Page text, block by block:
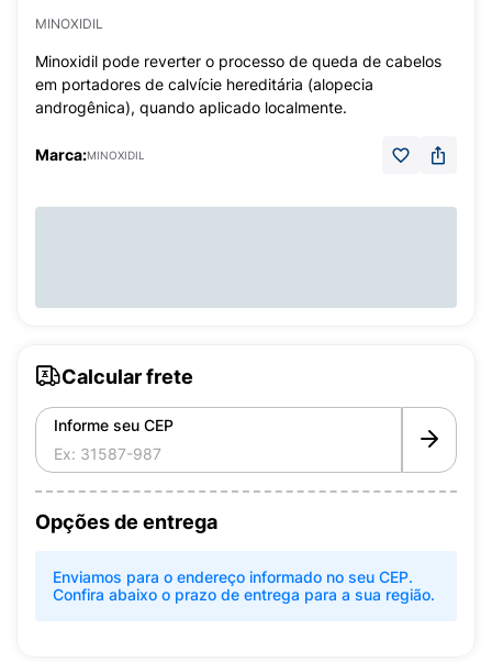
MINOXIDIL
Minoxidil pode reverter o processo de queda de cabelos
em portadores de calvície hereditária (alopecia
androgênica), quando aplicado localmente.
Marca:MINOXIDIL
Calcular frete
Informe seu CEP
Opções de entrega
Enviamos para o endereço informado no seu CEP.
Confira abaixo o prazo de entrega para a sua região.